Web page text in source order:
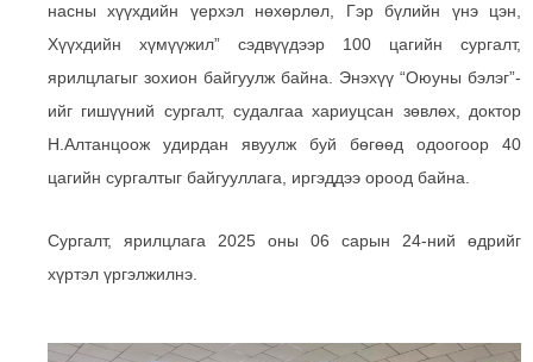
насны хүүхдийн үерхэл нөхөрлөл, Гэр бүлийн үнэ цэн,
Хүүхдийн хүмүүжил” сэдвүүдээр 100 цагийн сургалт,
ярилцлагыг зохион байгуулж байна. Энэхүү “Оюуны бэлэг”-
ийг гишүүний сургалт, судалгаа хариуцсан зөвлөх, доктор
Н.Алтанцоож удирдан явуулж буй бөгөөд одоогоор 40
цагийн сургалтыг байгууллага, иргэддээ ороод байна.
Сургалт, ярилцлага 2025 оны 06 сарын 24-ний өдрийг
хүртэл үргэлжилнэ.